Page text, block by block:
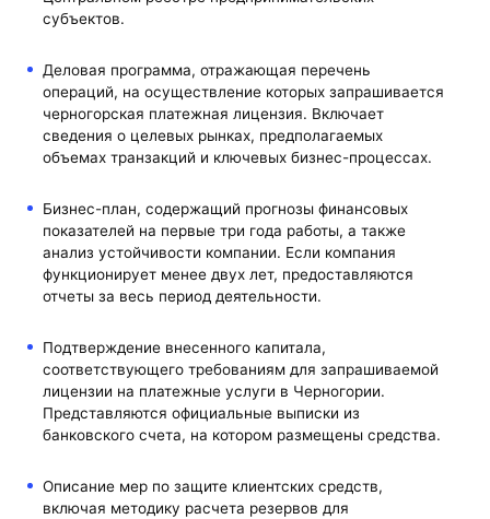
субъектов.
Деловая программа, отражающая перечень
операций, на осуществление которых запрашивается
черногорская платежная лицензия. Включает
сведения о целевых рынках, предполагаемых
объемах транзакций и ключевых бизнес-процессах.
Бизнес-план, содержащий прогнозы финансовых
показателей на первые три года работы, а также
анализ устойчивости компании. Если компания
функционирует менее двух лет, предоставляются
отчеты за весь период деятельности.
Подтверждение внесенного капитала,
соответствующего требованиям для запрашиваемой
лицензии на платежные услуги в Черногории.
Представляются официальные выписки из
банковского счета, на котором размещены средства.
Описание мер по защите клиентских средств,
включая методику расчета резервов для